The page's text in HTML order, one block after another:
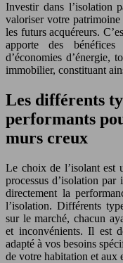
Investir dans l’isolation
valoriser votre
les futurs acquéreurs.
apporte des
d’économies d’énergie,
immobilier, constituant
Les différents
performants
murs creux
Le choix de l’isolant est
processus d’isolation
directement la
l’isolation. Différents
sur le marché, chacun
et inconvénients. Il est
adapté à vos besoins
de votre habitation et aux